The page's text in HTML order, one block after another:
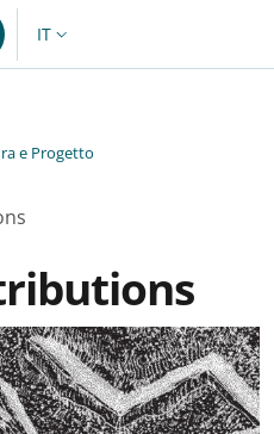
SELETTORE LINGUA:
IT
e Progetto